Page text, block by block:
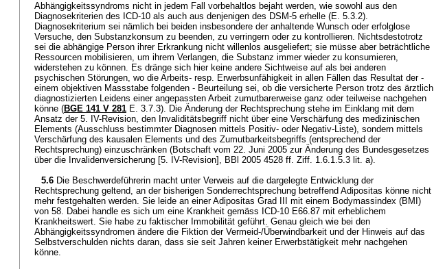
Abhängigkeitssyndroms nicht in jedem Fall vorbehaltlos bejaht werden, wie sowohl aus den
Diagnosekriterien des ICD-10 als auch aus denjenigen des DSM-5 erhelle (E. 5.3.2).
Diagnosekriterium sei nämlich bei beiden insbesondere der anhaltende Wunsch oder erfolglose
Versuche, den Substanzkonsum zu beenden, zu verringern oder zu kontrollieren. Nichtsdestotrotz
sei die abhängige Person ihrer Erkrankung nicht willenlos ausgeliefert; sie müsse aber beträchtliche
Ressourcen mobilisieren, um ihrem Verlangen, die Substanz immer wieder zu konsumieren,
widerstehen zu können. Es dränge sich hier keine andere Sichtweise auf als bei anderen
psychischen Störungen, wo die Arbeits- resp. Erwerbsunfähigkeit in allen Fällen das Resultat der -
einem objektiven Massstabe folgenden - Beurteilung sei, ob die versicherte Person trotz des ärztlich
diagnostizierten Leidens einer angepassten Arbeit zumutbarerweise ganz oder teilweise nachgehen
könne (BGE 141 V 281 E. 3.7.3). Die Änderung der Rechtsprechung stehe im Einklang mit dem
Ansatz der 5. IV-Revision, den Invaliditätsbegriff nicht über eine Verschärfung des medizinischen
Elements (Ausschluss bestimmter Diagnosen mittels Positiv- oder Negativ-Liste), sondern mittels
Verschärfung des kausalen Elements und des Zumutbarkeitsbegriffs (entsprechend der
Rechtsprechung) einzuschränken (Botschaft vom 22. Juni 2005 zur Änderung des Bundesgesetzes
über die Invalidenversicherung [5. IV-Revision], BBl 2005 4528 ff. Ziff. 1.6.1.5.3 lit. a).
5.6 Die Beschwerdeführerin macht unter Verweis auf die dargelegte Entwicklung der
Rechtsprechung geltend, an der bisherigen Sonderrechtsprechung betreffend Adipositas könne nicht
mehr festgehalten werden. Sie leide an einer Adipositas Grad III mit einem Bodymassindex (BMI)
von 58. Dabei handle es sich um eine Krankheit gemäss ICD-10 E66.87 mit erheblichem
Krankheitswert. Sie habe zu faktischer Immobilität geführt. Genau gleich wie bei den
Abhängigkeitssyndromen ändere die Fiktion der Vermeid-/Überwindbarkeit und der Hinweis auf das
Selbstverschulden nichts daran, dass sie seit Jahren keiner Erwerbstätigkeit mehr nachgehen
könne.